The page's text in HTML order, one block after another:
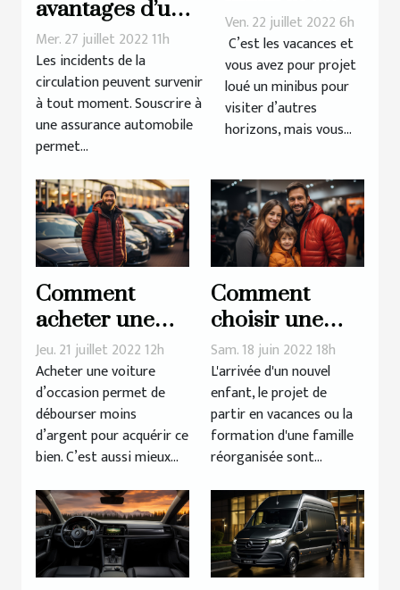
avantages d’une
assurance
automobile pour
une location ?
Mer. 27 juillet 2022 11h
Les incidents de la
circulation peuvent survenir
à tout moment. Souscrire à
une assurance automobile
permet...
critères à
prendre en
compte
Ven. 22 juillet 2022 6h
C’est les vacances et
vous avez pour projet
loué un minibus pour
visiter d’autres
horizons, mais vous...
Comment
acheter une
voiture
d’occasion
récente ?
Jeu. 21 juillet 2022 12h
Acheter une voiture
d’occasion permet de
débourser moins
d’argent pour acquérir ce
bien. C’est aussi mieux...
Comment
choisir une
voiture pour la
famille ?
Sam. 18 juin 2022 18h
L'arrivée d'un nouvel
enfant, le projet de
partir en vacances ou la
formation d'une famille
réorganisée sont...